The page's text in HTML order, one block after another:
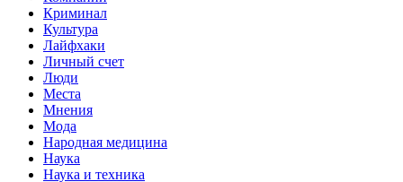
Криминал
Культура
Лайфхаки
Личный счет
Люди
Места
Мнения
Мода
Народная медицина
Наука
Наука и техника